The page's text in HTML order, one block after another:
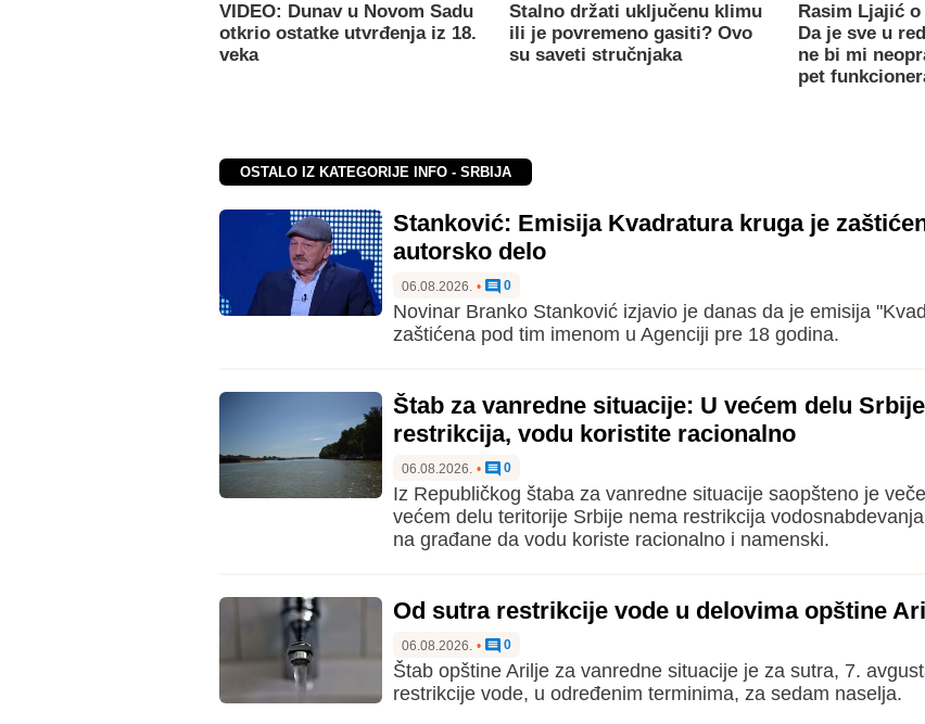
VIDEO: Dunav u Novom Sadu
otkrio ostatke utvrđenja iz 18.
veka
Stalno držati uključenu klimu
ili je povremeno gasiti? Ovo
su saveti stručnjaka
Rasim Ljajić o
Da je sve u
ne bi mi
pet
OSTALO IZ KATEGORIJE INFO - SRBIJA
Stanković: Emisija Kvadratura kruga je
autorsko delo
06.08.2026. • 0
Novinar Branko Stanković izjavio je danas da je emisija
zaštićena pod tim imenom u Agenciji pre 18 godina.
Štab za vanredne situacije: U većem delu
restrikcija, vodu koristite racionalno
06.08.2026. • 0
Iz Republičkog štaba za vanredne situacije saopšteno je
većem delu teritorije Srbije nema restrikcija
na građane da vodu koriste racionalno i namenski.
Od sutra restrikcije vode u delovima opštine
06.08.2026. • 0
Štab opštine Arilje za vanredne situacije je za sutra, 7.
restrikcije vode, u određenim terminima, za sedam naselja.